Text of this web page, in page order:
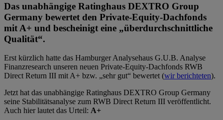
Das unabhängige Ratinghaus DEXTRO Group
Germany bewertet den Private-Equity-Dachfonds
mit A+ und bescheinigt eine „überdurchschnittliche
Qualität“.
Erst kürzlich hatte das Hamburger Analysehaus G.U.B. Analyse
Finanzresearch unseren neuen Private-Equity-Dachfonds RWB
Direct Return III mit A+ bzw. „sehr gut“ bewertet (wir berichteten).
Jetzt hat das unabhängige Ratinghaus DEXTRO Group Germany
seine Stabilitätsanalyse zum RWB Direct Return III veröffentlicht.
Auch hier lautet das Urteil: A+